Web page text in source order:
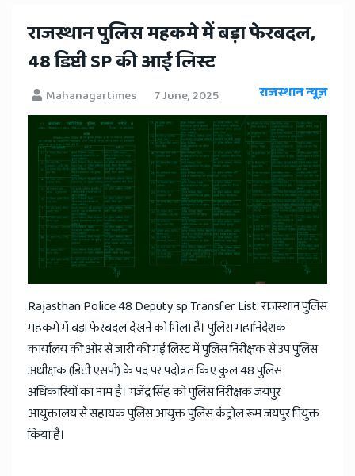
Hindi
News,
Hindi
Samachar,
Jaipur
Rajasthan
News
​राजस्थान पुलिस महकमे में बड़ा फेरबदल,
48 डिप्टी SP की आई लिस्ट
Mahanagartimes 7 June, 2025 राजस्थान न्यूज़
Rajasthan Police 48 Deputy sp Transfer List: राजस्थान पुलिस
महकमे में बड़ा फेरबदल देखने को मिला है। पुलिस महानिदेशक
कार्यालय की ओर से जारी की गई लिस्ट में पुलिस निरीक्षक से उप पुलिस
अधीक्षक (डिप्टी एसपी) के पद पर पदोन्नत किए कुल 48 पुलिस
अधिकारियों का नाम है। गजेंद्र सिंह को पुलिस निरीक्षक जयपुर
आयुक्तालय से सहायक पुलिस आयुक्त पुलिस कंट्रोल रूम जयपुर नियुक्त
किया है।